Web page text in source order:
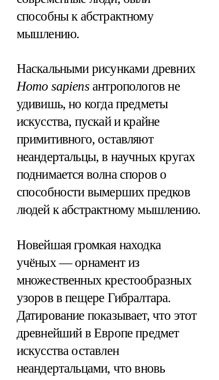
способны к абстрактному
мышлению.
Наскальными рисунками древних
Homo sapiensантропологов не
удивишь, но когда предметы
искусства, пускай и крайне
примитивного, оставляют
неандертальцы, в научных кругах
поднимается волна споров о
способности вымерших предков
людей к абстрактному мышлению.
Новейшая громкая находка
учёных — орнамент из
множественных крестообразных
узоров в пещере Гибралтара.
Датирование показывает, что этот
древнейший в Европе предмет
искусства оставлен
неандертальцами, что вновь